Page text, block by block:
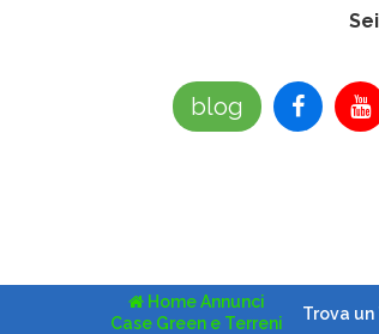
blog
Home Annunci
Case Green e Terreni
Trova un